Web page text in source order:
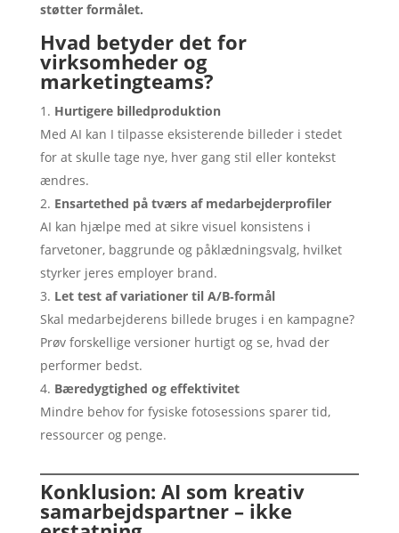
støtter formålet.
Hvad betyder det for
virksomheder og
marketingteams?
Hurtigere billedproduktion
Med AI kan I tilpasse eksisterende billeder i stedet
for at skulle tage nye, hver gang stil eller kontekst
ændres.
Ensartethed på tværs af medarbejderprofiler
AI kan hjælpe med at sikre visuel konsistens i
farvetoner, baggrunde og påklædningsvalg, hvilket
styrker jeres employer brand.
Let test af variationer til A/B‑formål
Skal medarbejderens billede bruges i en kampagne?
Prøv forskellige versioner hurtigt og se, hvad der
performer bedst.
Bæredygtighed og effektivitet
Mindre behov for fysiske fotosessions sparer tid,
ressourcer og penge.
Konklusion: AI som kreativ
samarbejdspartner – ikke